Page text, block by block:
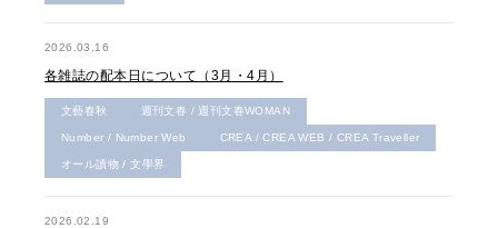
2026.03.16
各雑誌の配本日について（3月・4月）
文藝春秋 週刊文春 / 週刊文春WOMAN
Number / Number Web CREA / CREA WEB / CREA Traveller
オール讀物 / 文學界
2026.02.19